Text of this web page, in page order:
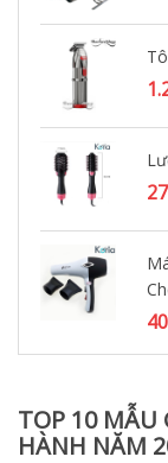
TOP 10 MẪU
HÀNH NĂM